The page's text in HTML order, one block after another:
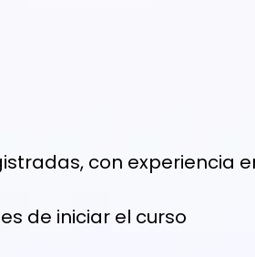
con experiencia
de iniciar el curso